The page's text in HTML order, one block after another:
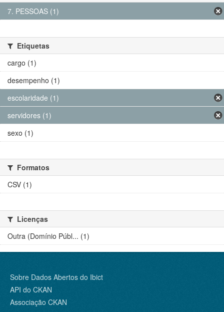
7. PESSOAS (1)
Etiquetas
cargo (1)
desempenho (1)
escolaridade (1)
servidores (1)
sexo (1)
Formatos
CSV (1)
Licenças
Outra (Domínio Públ... (1)
Sobre Dados Abertos do Ibict
API do CKAN
Associação CKAN